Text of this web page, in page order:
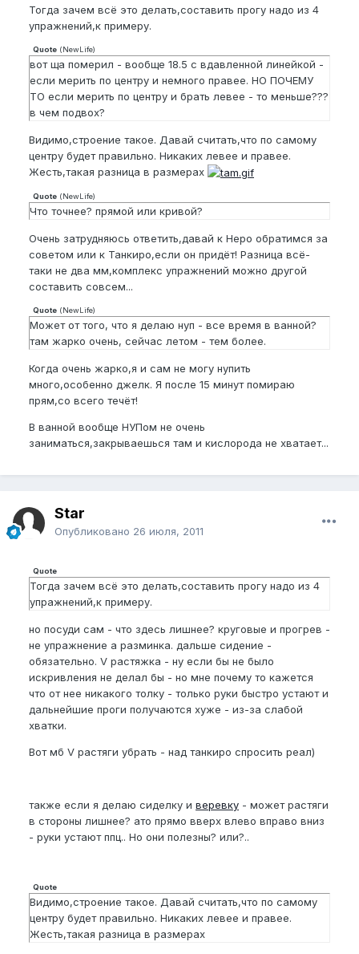
Тогда зачем всё это делать,составить прогу надо из 4
упражнений,к примеру.
Quote (NewLife)
вот ща померил - вообще 18.5 с вдавленной линейкой -
если мерить по центру и немного правее. НО ПОЧЕМУ
ТО если мерить по центру и брать левее - то меньше???
в чем подвох?
Видимо,строение такое. Давай считать,что по самому
центру будет правильно. Никаких левее и правее.
Жесть,такая разница в размерах
Quote ( NewLife)
Что точнее? прямой или кривой?
Очень затрудняюсь ответить,давай к Неро обратимся за
советом или к Танкиро,если он придёт! Разница всё-
таки не два мм,комплекс упражнений можно другой
составить совсем...
Quote ( NewLife)
Может от того, что я делаю нуп - все время в ванной?
там жарко очень, сейчас летом - тем более.
Когда очень жарко,я и сам не могу нупить
много,особенно джелк. Я после 15 минут помираю
прям,со всего течёт!
В ванной вообще НУПом не очень
заниматься,закрываешься там и кислорода не хватает...
Star
Опубликовано 26 июля, 2011
Quote
Тогда зачем всё это делать,составить прогу надо из 4
упражнений,к примеру.
но посуди сам - что здесь лишнее? круговые и прогрев -
не упражнение а разминка. дальше сидение -
обязательно. V растяжка - ну если бы не было
искривления не делал бы - но мне почему то кажется
что от нее никакого толку - только руки быстро устают и
дальнейшие проги получаются хуже - из-за слабой
хватки.
Вот мб V растяги убрать - над танкиро спросить реал)
также если я делаю сиделку и веревку - может растяги
в стороны лишнее? ато прямо вверх влево вправо вниз
- руки устают ппц.. Но они полезны? или?..
Quote
Видимо,строение такое. Давай считать,что по самому
центру будет правильно. Никаких левее и правее.
Жесть,такая разница в размерах